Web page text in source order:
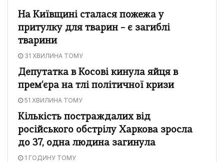
На Київщині сталася пожежа у
притулку для тварин – є загиблі
тварини
31 ХВИЛИНА ТОМУ
Депутатка в Косові кинула яйця в
прем'єра на тлі політичної кризи
51 ХВИЛИНА ТОМУ
Кількість постраждалих від
російського обстрілу Харкова зросла
до 37, одна людина загинула
1 ГОДИНУ ТОМУ